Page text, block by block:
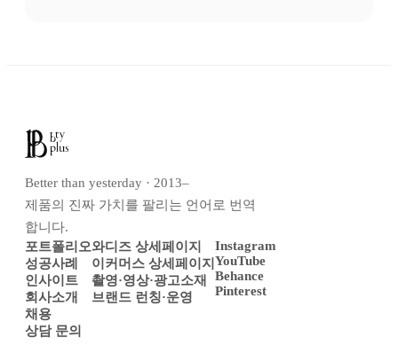
Better than yesterday · 2013–
제품의 진짜 가치를 팔리는 언어로 번역
합니다.
포트폴리오
성공사례
인사이트
회사소개
채용
상담 문의
와디즈 상세페이지
이커머스 상세페이지
촬영·영상·광고소재
브랜드 런칭·운영
Instagram
YouTube
Behance
Pinterest